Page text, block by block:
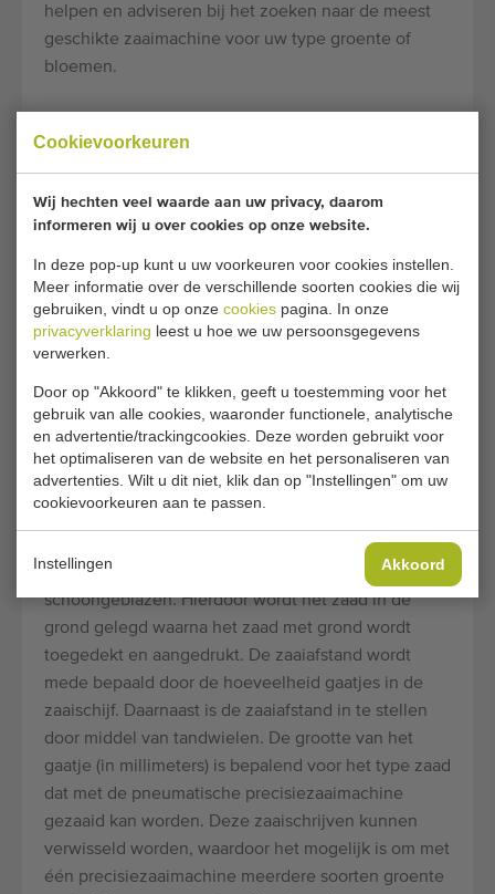
Cookievoorkeuren
Wij hechten veel waarde aan uw privacy, daarom
informeren wij u over cookies op onze website.
In deze pop-up kunt u uw voorkeuren voor cookies instellen.
Meer informatie over de verschillende soorten cookies die wij
gebruiken, vindt u op onze cookies pagina. In onze
privacyverklaring leest u hoe we uw persoonsgegevens
verwerken.
Door op "Akkoord" te klikken, geeft u toestemming voor het
gebruik van alle cookies, waaronder functionele, analytische
en advertentie/trackingcookies. Deze worden gebruikt voor
het optimaliseren van de website en het personaliseren van
advertenties. Wilt u dit niet, klik dan op "Instellingen" om uw
cookievoorkeuren aan te passen.
Instellingen Akkoord
helpen en adviseren bij het zoeken naar de meest
geschikte zaaimachine voor uw type groente of
bloemen.
WERKING VAN EEN
PNEUMATISCHE
PRECISIEZAAIMACHINE VOOR
GROENTE
Dit type machines zaaien het zaad met
nauwkeurig omdat de zaden op gelijke, vooraf
ingestelde afstand zaaien. In het zaaielement zit
een draaiende zaaischijf die door vacuüm het zaad
namelijk op regelmatige afstand een gaatje
waarmee het zaad vacuüm wordt gezogen wanneer
het door de zaadbak draait. Afstrijkers die langs de
schijf strijken zorgen dat per gaatje slechts één
vacuüm verbroken boven de zaadkouter, waarbij het
gaatje in de zaaischijf ook met perslucht wordt
schoongeblazen. Hierdoor wordt het zaad in de
grond gelegd waarna het zaad met grond wordt
toegedekt en aangedrukt. De zaaiafstand wordt
mede bepaald door de hoeveelheid gaatjes in de
zaaischijf. Daarnaast is de zaaiafstand in te stellen
door middel van tandwielen. De grootte van het
gaatje (in millimeters) is bepalend voor het type zaad
dat met de pneumatische precisiezaaimachine
gezaaid kan worden. Deze zaaischrijven kunnen
verwisseld worden, waardoor het mogelijk is om met
één precisiezaaimachine meerdere soorten groente